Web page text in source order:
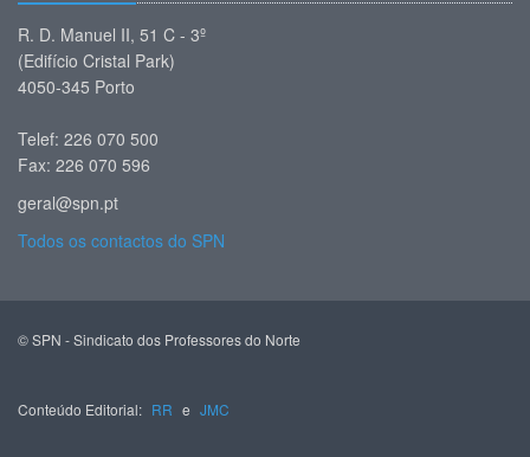
R. D. Manuel II, 51 C - 3º
(Edifício Cristal Park)
4050-345 Porto
Telef: 226 070 500
Fax: 226 070 596
geral@spn.pt
Todos os contactos do SPN
© SPN - Sindicato dos Professores do Norte
Conteúdo Editorial: RR e JMC